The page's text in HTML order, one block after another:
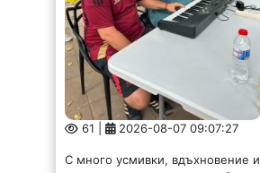
61 | 2026-08-07 09:07:27
С много усмивки, вдъхновение и